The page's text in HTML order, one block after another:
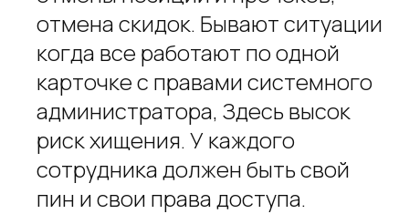
отмена скидок. Бывают ситуации
когда все работают по одной
карточке с правами системного
администратора, Здесь высок
риск хищения. У каждого
сотрудника должен быть свой
пин и свои права доступа.